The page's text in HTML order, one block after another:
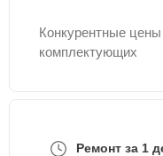
Конкурентные
комплектующих
Ремонт за 1